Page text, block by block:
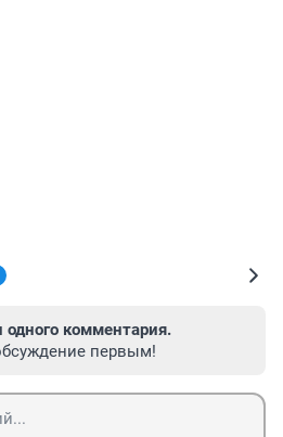
одного комментария.
первым!